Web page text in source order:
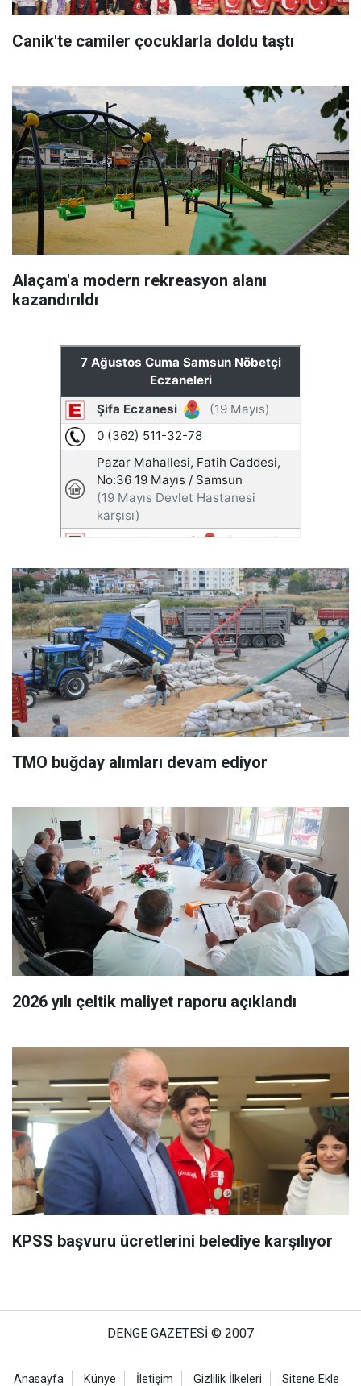
Canik'te camiler çocuklarla doldu taştı
Alaçam'a modern rekreasyon alanı
kazandırıldı
TMO buğday alımları devam ediyor
2026 yılı çeltik maliyet raporu açıklandı
KPSS başvuru ücretlerini belediye karşılıyor
DENGE GAZETESİ © 2007
Anasayfa Künye İletişim Gizlilik İlkeleri Sitene Ekle